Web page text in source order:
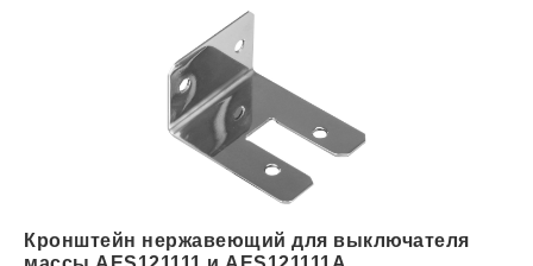
Кронштейн нержавеющий для выключателя